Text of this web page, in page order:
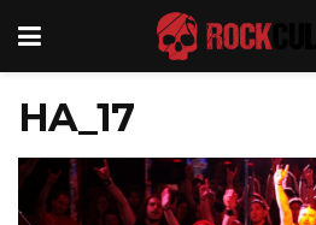
HA_17